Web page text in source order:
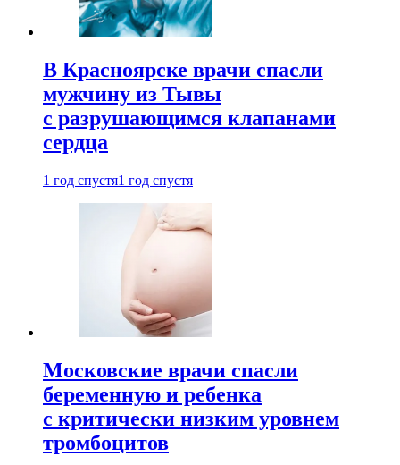
В Красноярске врачи спасли
мужчину из Тывы
с разрушающимся клапанами
сердца
1 год спустя1 год спустя
Московские врачи спасли
беременную и ребенка
с критически низким уровнем
тромбоцитов